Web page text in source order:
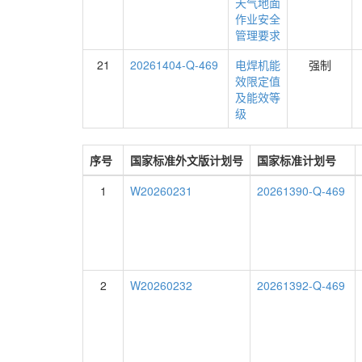
作业安全
管理要求
21
20261404-Q-469
电焊机能
效限定值
及能效等
级
强制
序号 国家标准外文版计划号
国家标准计划号
1
W20260231 20261390-Q-469
2 W20260232 20261392-Q-469